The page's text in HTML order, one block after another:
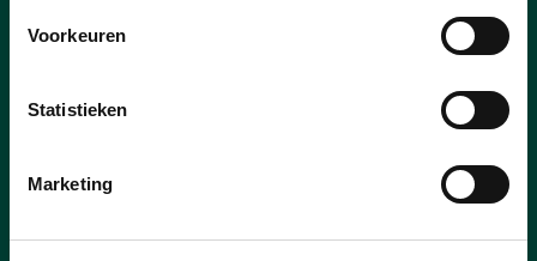
Voorkeuren
Statistieken
Marketing
WATERBEHEERSING